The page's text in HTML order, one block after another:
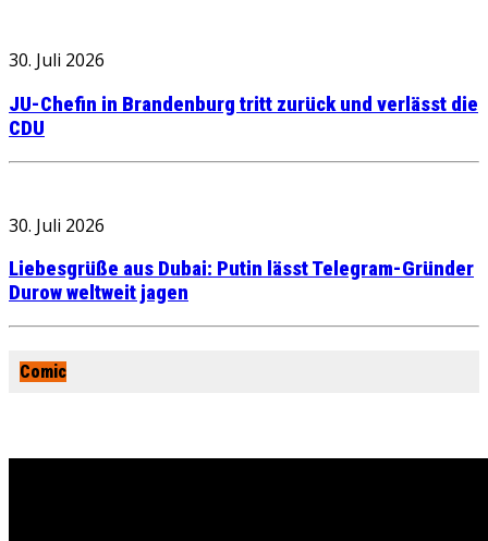
30. Juli 2026
JU-Chefin in Brandenburg tritt zurück und verlässt die
CDU
30. Juli 2026
Liebesgrüße aus Dubai: Putin lässt Telegram-Gründer
Durow weltweit jagen
Comic